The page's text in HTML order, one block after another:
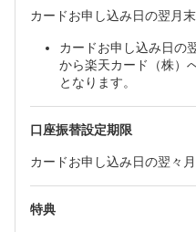
カードお申し込み日の翌月
カードお申し込み日の
から楽天カード（株）
となります。
口座振替設定期限
カードお申し込み日の翌々
特典